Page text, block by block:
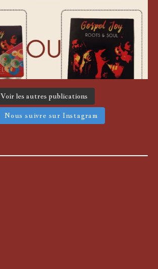
Voir les autres publications
Nous suivre sur Instagram